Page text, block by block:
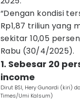
“Dengan kondisi
Rp1,87 triliun yang
sekitar 10,05
Rabu (30/4/2025).
1. Sebesar 20
income
Dirut BSI, Hery Gunardi (kiri)
Times/Umi Kalsum)